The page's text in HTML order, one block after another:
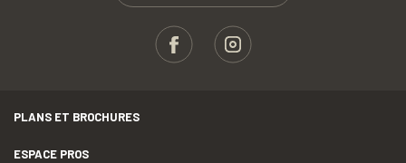
PLANS ET BROCHURES
ESPACE PROS